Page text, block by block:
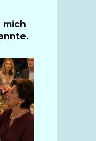
mich